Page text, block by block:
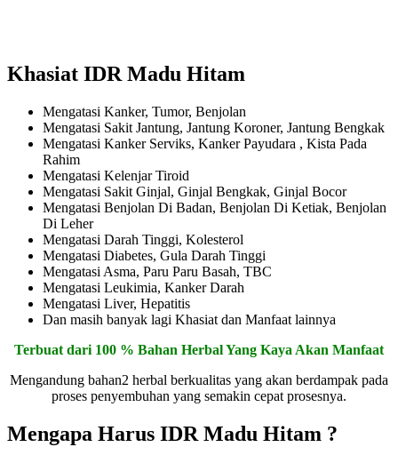
Khasiat IDR Madu Hitam
Mengatasi Kanker, Tumor, Benjolan
Mengatasi Sakit Jantung, Jantung Koroner, Jantung Bengkak
Mengatasi Kanker Serviks, Kanker Payudara , Kista Pada
Rahim
Mengatasi Kelenjar Tiroid
Mengatasi Sakit Ginjal, Ginjal Bengkak, Ginjal Bocor
Mengatasi Benjolan Di Badan, Benjolan Di Ketiak, Benjolan
Di Leher
Mengatasi Darah Tinggi, Kolesterol
Mengatasi Diabetes, Gula Darah Tinggi
Mengatasi Asma, Paru Paru Basah, TBC
Mengatasi Leukimia, Kanker Darah
Mengatasi Liver, Hepatitis
Dan masih banyak lagi Khasiat dan Manfaat lainnya
Terbuat dari 100 % Bahan Herbal Yang Kaya Akan Manfaat
Mengandung bahan2 herbal berkualitas yang akan berdampak pada
proses penyembuhan yang semakin cepat prosesnya.
Mengapa Harus IDR Madu Hitam ?